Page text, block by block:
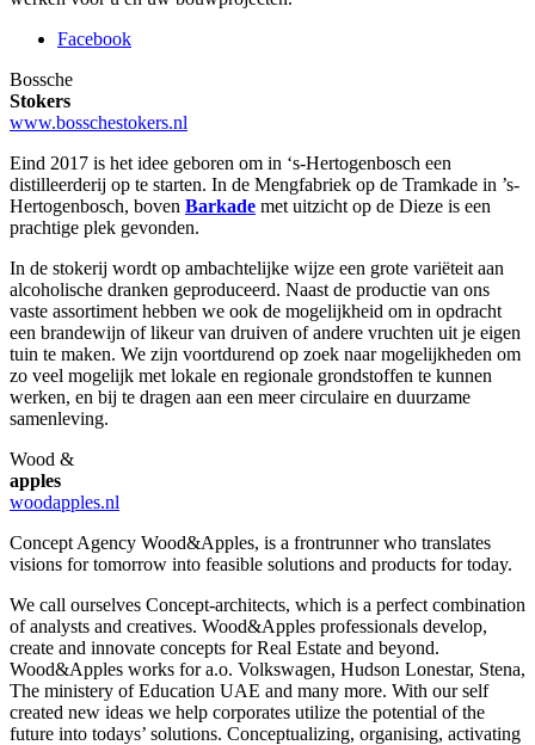
Facebook
Bossche
Stokers
www.bosschestokers.nl
Eind 2017 is het idee geboren om in ‘s-Hertogenbosch een
distilleerderij op te starten. In de Mengfabriek op de Tramkade in ’s-
Hertogenbosch, boven Barkade met uitzicht op de Dieze is een
prachtige plek gevonden.
In de stokerij wordt op ambachtelijke wijze een grote variëteit aan
alcoholische dranken geproduceerd. Naast de productie van ons
vaste assortiment hebben we ook de mogelijkheid om in opdracht
een brandewijn of likeur van druiven of andere vruchten uit je eigen
tuin te maken. We zijn voortdurend op zoek naar mogelijkheden om
zo veel mogelijk met lokale en regionale grondstoffen te kunnen
werken, en bij te dragen aan een meer circulaire en duurzame
samenleving.
Wood &
apples
woodapples.nl
Concept Agency Wood&Apples, is a frontrunner who translates
visions for tomorrow into feasible solutions and products for today.
We call ourselves Concept-architects, which is a perfect combination
of analysts and creatives. Wood&Apples professionals develop,
create and innovate concepts for Real Estate and beyond.
Wood&Apples works for a.o. Volkswagen, Hudson Lonestar, Stena,
The ministery of Education UAE and many more. With our self
created new ideas we help corporates utilize the potential of the
future into todays’ solutions. Conceptualizing, organising, activating